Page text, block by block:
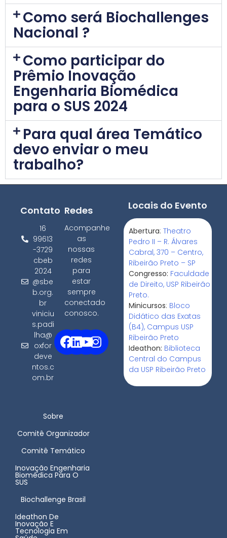
Como será Biochallenges
Nacional ?
Como participar do
Prêmio Inovação
Engenharia Biomédica
para o SUS 2024
Para qual área Temático
devo enviar o meu
trabalho?
Contato
16
99613
-3729
cbeb
2024
@sbe
b.org.
br
viniciu
s.padi
lha@
oxfor
deve
ntos.c
om.br
Redes
Acompanhe
as
nossas
redes
para
estar
sempre
conectado
conosco.
Sobre
Comitê Organizador
Comitê Temático
Inovação Engenharia
Biomédica Para O
SUS
Biochallenge Brasil
Ideathon De
Inovação E
Tecnologia Em
Locais do Evento
Abertura: Theatro
Pedro II – R. Álvares
Cabral, 370 – Centro,
Ribeirão Preto – SP
Congresso: Faculdade
de Direito, USP Ribeirão
Preto.
Minicursos: Bloco
Didático das Exatas
(B4), Campus USP
Ribeirão Preto
Ideathon: Biblioteca
Central do Campus
da USP Ribeirão Preto